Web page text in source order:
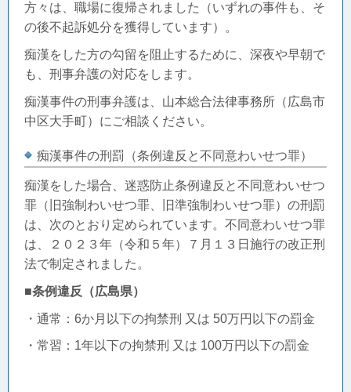
方々は、職場に復帰されました（いずれの事件も、そ
の後不起訴処分を獲得しています）。
痴漢をした方の勾留を阻止するために、深夜や早朝で
も、刑事弁護の対応をします。
痴漢事件の刑事弁護は、山本総合法律事務所（広島市
中区大手町）にご相談ください。
痴漢事件の刑罰（条例違反と不同意わいせつ罪）
痴漢をした場合、迷惑防止条例違反と不同意わいせつ
罪（旧強制わいせつ罪、旧準強制わいせつ罪）の刑罰
は、次のとおり定められています。不同意わいせつ罪
は、２０２３年（令和５年）７月１３日施行の改正刑
法で制定されました。
■条例違反（広島県）
・通常：6か月以下の拘禁刑 又は 50万円以下の罰金
・常習：1年以下の拘禁刑 又は 100万円以下の罰金